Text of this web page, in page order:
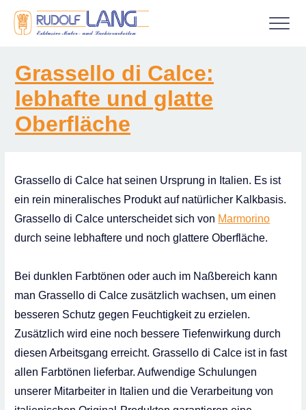
Digitaldruck und Werbetechnik
Über uns
Kontakt
Maler­arbeiten
Außen­arbeiten
Werkstatt­arbeiten
Grassello di Calce:
lebhafte und glatte
Oberfläche
Grassello di Calce hat seinen Ursprung in Italien. Es ist
ein rein mineralisches Produkt auf natürlicher Kalkbasis.
Grassello di Calce unterscheidet sich von Marmorino
durch seine lebhaftere und noch glattere Oberfläche.
Bei dunklen Farbtönen oder auch im Naßbereich kann
man Grassello di Calce zusätzlich wachsen, um einen
besseren Schutz gegen Feuchtigkeit zu erzielen.
Zusätzlich wird eine noch bessere Tiefenwirkung durch
diesen Arbeitsgang erreicht. Grassello di Calce ist in fast
allen Farbtönen lieferbar.Aufwendige Schulungen
unserer Mitarbeiter in Italien und die Verarbeitung von